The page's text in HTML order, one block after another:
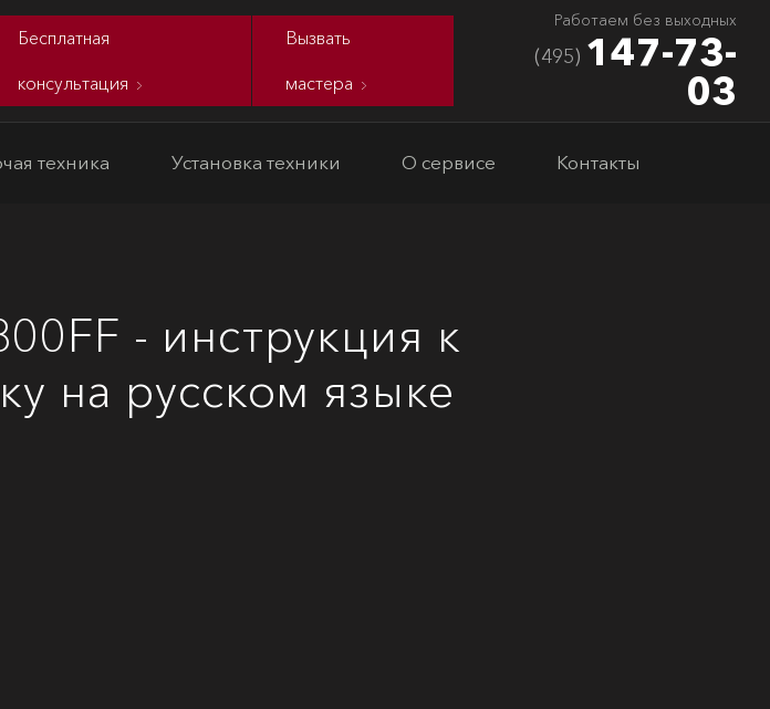
Бесплатная
консультация
Вызвать
мастера
Работаем без выходных
(495) 147-73-
03
техника Установка техники О сервисе Контакты
- инструкция к
на русском языке